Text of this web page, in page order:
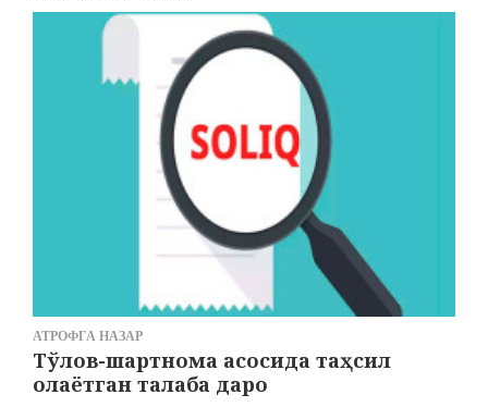
АТРОФГА НАЗАР
Тўлов-шартнома асосида таҳсил
олаётган талаба даро